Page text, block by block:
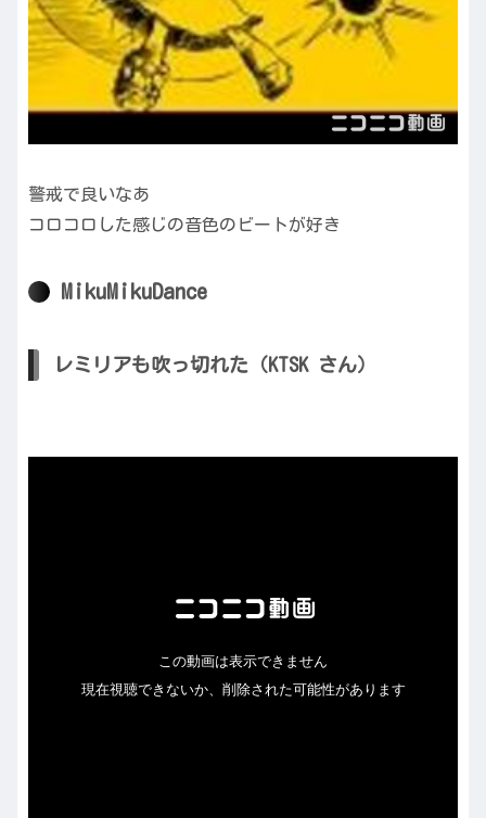
警戒で良いなあ
コロコロした感じの音色のビートが好き
MikuMikuDance
レミリアも吹っ切れた（KTSK さん）